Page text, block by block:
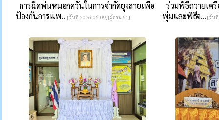
การฉีดพ่นหมอกควันในการจำกัดยุงลายเพื่อ
ป้องกันการแพ...[วันที่ 2026-06-09][ผู้อ่าน 51]
ร่วมพิธีถวายเค
พุ่มและพิธีจ...[วันที่